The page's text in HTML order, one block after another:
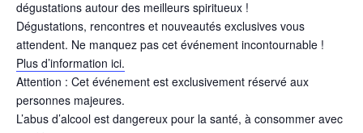
dégustations autour des meilleurs spiritueux !
Dégustations, rencontres et nouveautés exclusives vous
attendent. Ne manquez pas cet événement incontournable !
Plus d’information ici.
Attention : Cet événement est exclusivement réservé aux
personnes majeures.
L’abus d’alcool est dangereux pour la santé, à consommer avec